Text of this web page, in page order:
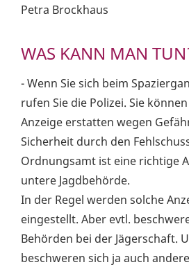
Petra Brockhaus
WAS KANN MAN
- Wenn Sie sich beim
rufen Sie die Polizei. Sie
Anzeige erstatten wegen
Sicherheit durch den
Ordnungsamt ist eine richtige
untere Jagdbehörde.
In der Regel werden solche
eingestellt. Aber evtl.
Behörden bei der Jägerschaft.
beschweren sich ja auch